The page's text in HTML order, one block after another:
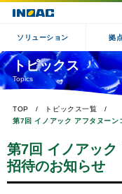
ソリューション 拠
トピックス
Topics
TOP
トピックス一覧
第7回 イノアック アフタヌー
第7回 イノアッ
招待のお知らせ